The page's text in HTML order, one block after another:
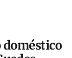
doméstico